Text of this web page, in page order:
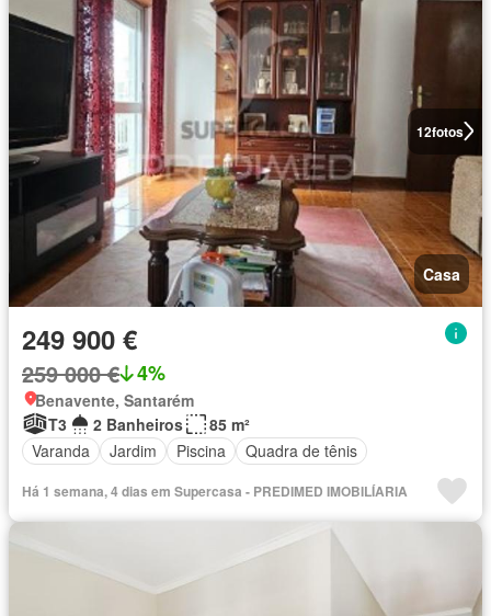
12fotos
Casa
249 900 €
259 000 € 4%
Benavente, Santarém
T3
2 Banheiros
85 m²
Varanda
Jardim Piscina Quadra de tênis
Há 1 semana, 4 dias em Supercasa - PREDIMED IMOBILÍARIA